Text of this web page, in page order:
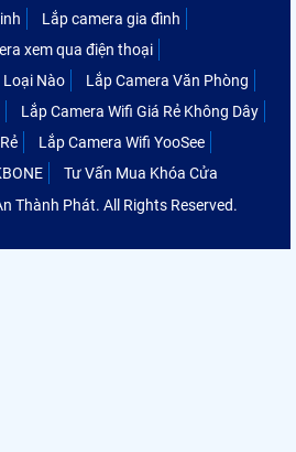
Lắp camera gia đình
xem qua điện thoại
Loại Nào
Lắp Camera Văn Phòng
Lắp Camera Wifi Giá Rẻ Không Dây
Lắp Camera Wifi YooSee
Tư Vấn Mua Khóa Cửa
Thành Phát. All Rights Reserved.